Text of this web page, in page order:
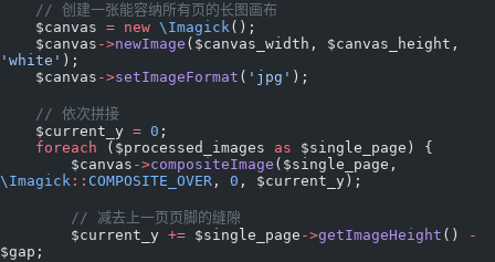
    // 创建一张能容纳所有页的长图画布
    $canvas
= new \Imagick();
    $canvas
->newImage
'white' );
    $canvas
->setImageFormat ( 'jpg' );
    // 依次拼接
    $current_y
= 0 ;
    foreach
($processed_images as $single_page) {
        $canvas
->compositeImage
\Imagick :: COMPOSITE_OVER , 0 , $current_y);
        // 减去上一页页脚的缝隙
        $current_y
+= $single_page ->getImageHeight ()
-
$gap;